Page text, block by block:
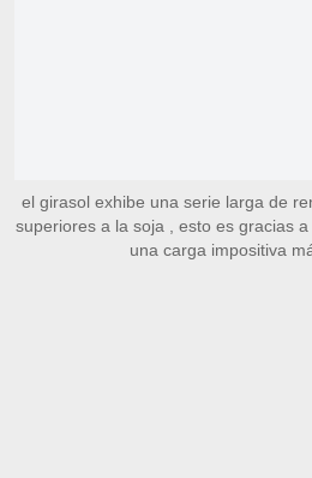
el girasol exhibe una serie larga de
superiores a la soja , esto es gracias
una carga impositiva